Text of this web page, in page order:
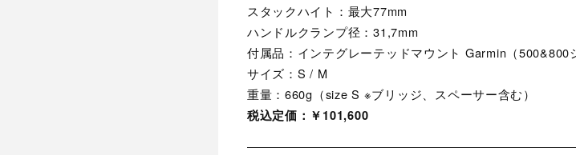
スタックハイト：最大77mm
ハンドルクランプ径：31,7mm
付属品：インテグレーテッドマウント Garmin（
サイズ：S / M
重量：660g（size S ※ブリッジ、スペーサー含む）
税込定価：￥101,600